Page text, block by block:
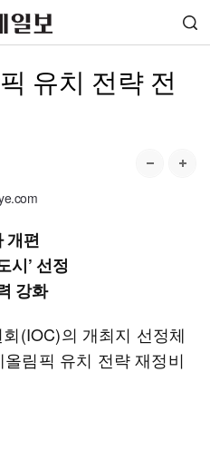
유치 전략 전
개편
시’ 선정
강화
(IOC)의 개최지 선정체
림픽 유치 전략 재정비